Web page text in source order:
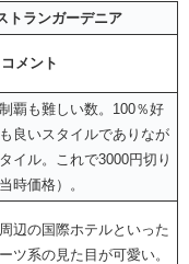
トランガーデニア
コメント
覇も難しい数。100％好
良いスタイルでありなが
イル。これで3000円切り
時価格）。
辺の国際ホテルといった
ツ系の見た目が可愛い。